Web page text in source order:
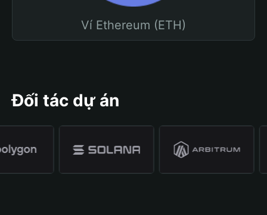
Ví Ethereum (ETH)
Đối tác dự án